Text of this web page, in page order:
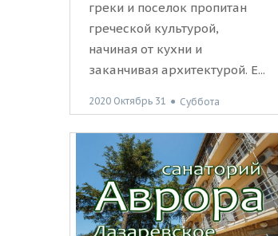
греки и поселок пропитан
греческой культурой,
начиная от кухни и
заканчивая архитектурой. Е...
2020 Октябрь 31 ● Суббота